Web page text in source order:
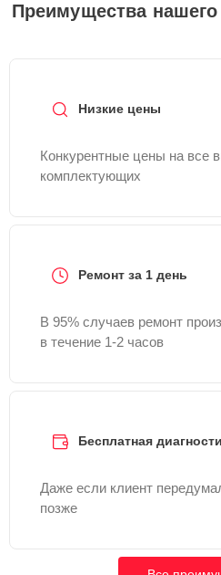
Преимущества нашего
Низкие цены
Конкурентные цены на все
комплектующих
Ремонт за 1 день
В 95% случаев ремонт
в течение 1-2 часов
Бесплатная
Даже если клиент
позже